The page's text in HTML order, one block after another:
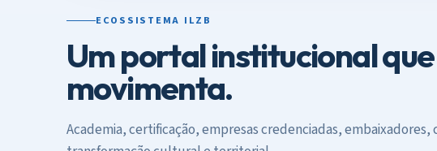
ECOSSISTEMA ILZB
Um portal institucional
movimenta.
Academia, certificação, empresas credenciadas,